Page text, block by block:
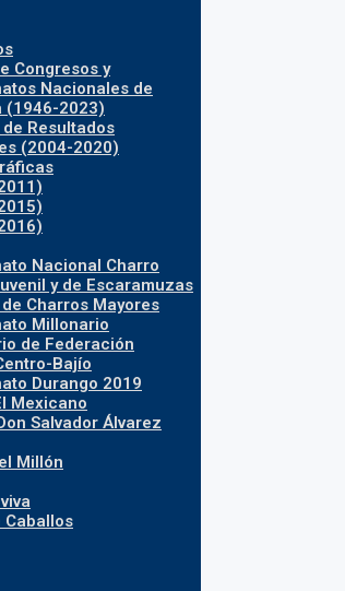
Congresos y
Nacionales de
(1946-2023)
Resultados
(2004-2020)
Nacional Charro
y de Escaramuzas
Charros Mayores
Millonario
de Federación
Bajío
Durango 2019
Mexicano
Salvador Álvarez
Millón
Caballos